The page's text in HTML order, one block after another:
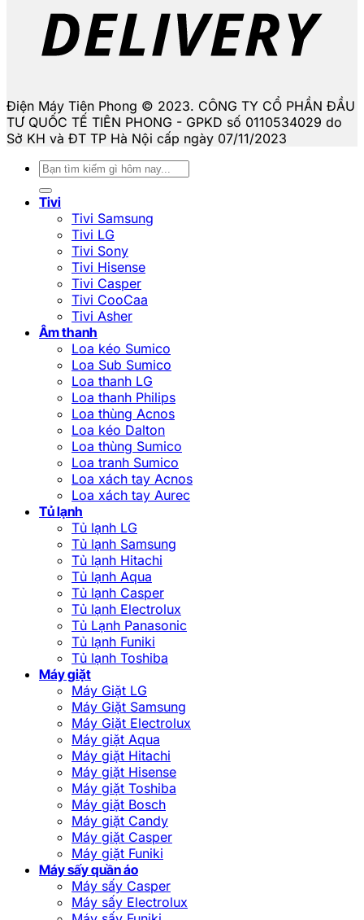
Điện Máy Tiên Phong © 2023. CÔNG TY CỔ PHẦN ĐẦU
TƯ QUỐC TẾ TIÊN PHONG - GPKD số 0110534029 do
Sở KH và ĐT TP Hà Nội cấp ngày 07/11/2023
Tìm
kiếm:
Tivi
Tivi Samsung
Tivi LG
Tivi Sony
Tivi Hisense
Tivi Casper
Tivi CooCaa
Tivi Asher
Âm thanh
Loa kéo Sumico
Loa Sub Sumico
Loa thanh LG
Loa thanh Philips
Loa thùng Acnos
Loa kéo Dalton
Loa thùng Sumico
Loa tranh Sumico
Loa xách tay Acnos
Loa xách tay Aurec
Tủ lạnh
Tủ lạnh LG
Tủ lạnh Samsung
Tủ lạnh Hitachi
Tủ lạnh Aqua
Tủ lạnh Casper
Tủ lạnh Electrolux
Tủ Lạnh Panasonic
Tủ lạnh Funiki
Tủ lạnh Toshiba
Máy giặt
Máy Giặt LG
Máy Giặt Samsung
Máy Giặt Electrolux
Máy giặt Aqua
Máy giặt Hitachi
Máy giặt Hisense
Máy giặt Toshiba
Máy giặt Bosch
Máy giặt Candy
Máy giặt Casper
Máy giặt Funiki
Máy sấy quần áo
Máy sấy Casper
Máy sấy Electrolux